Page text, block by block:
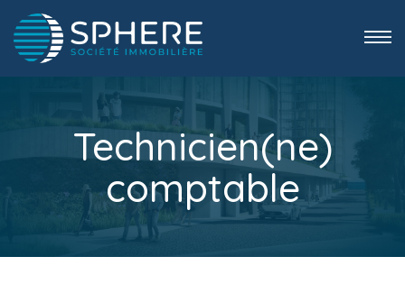
Technicien(ne)
comptable